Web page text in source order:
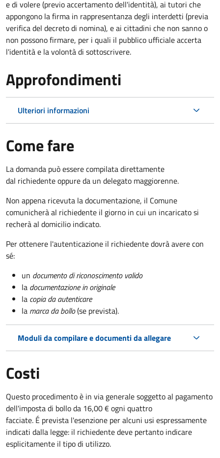
e di volere (previo accertamento dell'identità), ai tutori che
appongono la firma in rappresentanza degli interdetti (previa
verifica del decreto di nomina), e ai cittadini che non sanno o
non possono firmare, per i quali il pubblico ufficiale accerta
l'identità e la volontà di sottoscrivere.
Approfondimenti
Ulteriori informazioni
Come fare
La domanda può essere compilata direttamente
dal richiedente oppure da un delegato maggiorenne.
Non appena ricevuta la documentazione, il Comune
comunicherà al richiedente il giorno in cui un incaricato si
recherà al domicilio indicato.
Per ottenere l'autenticazione il richiedente dovrà avere con
sé:
un documento di riconoscimento valido
la documentazione in originale
la copia da autenticare
la marca da bollo(se prevista).
Moduli da compilare e documenti da allegare
Costi
Questo procedimento è in via generale soggetto al pagamento
dell'imposta di bollo da 16,00 € ogni quattro
facciate. É prevista l'esenzione per alcuni usi espressamente
indicati dalla legge: il richiedente deve pertanto indicare
esplicitamente il tipo di utilizzo.